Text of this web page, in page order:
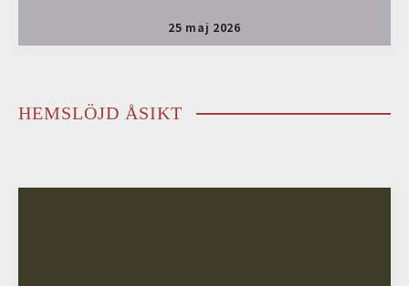
25 maj 2026
HEMSLÖJD ÅSIKT